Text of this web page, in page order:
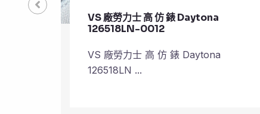
VS 廠勞力士 頂級 復刻 錶
Submariner Date 126610LV
VS 廠勞力士 頂級 復刻 錶
Submariner Dat ...